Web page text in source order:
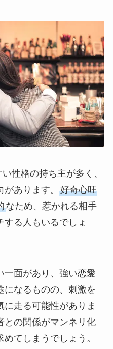
性格の持ち主が多く、
あります。 好奇心旺
なため、惹かれる相手
る人もいるでしょ
一面があり、強い恋愛
になるものの、刺激を
走る可能性がありま
との関係がマンネリ化
てしまうでしょう。